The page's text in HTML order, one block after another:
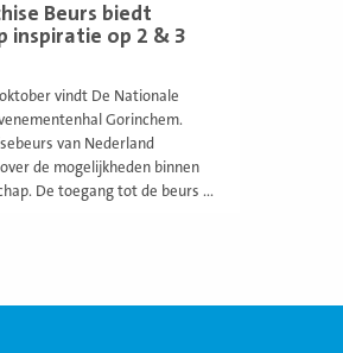
Beurs biedt
inspiratie op 2 & 3
vindt De Nationale
Gorinchem.
van Nederland
de mogelijkheden binnen
De toegang tot de beurs ...